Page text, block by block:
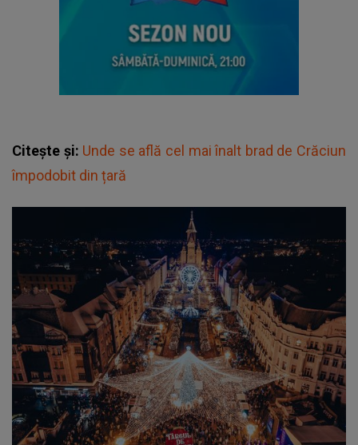
Citește și: Unde se află cel mai înalt brad de Crăciun
împodobit din țară